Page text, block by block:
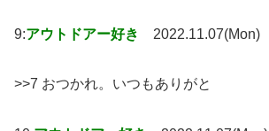
9:アウトドアー好き 2022.11.07(Mon)
>>7 おつかれ。いつもありがと